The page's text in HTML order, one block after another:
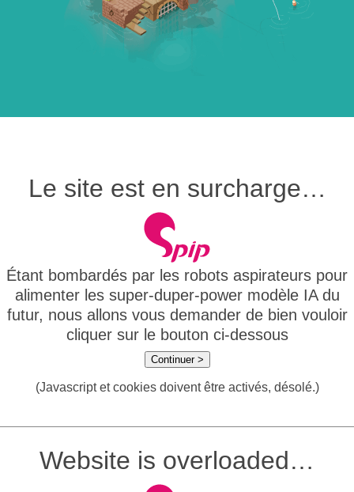
Le site est en surcharge…
Étant bombardés par les robots aspirateurs pour
alimenter les super-duper-power modèle IA du
futur, nous allons vous demander de bien vouloir
cliquer sur le bouton ci-dessous
Continuer >
(Javascript et cookies doivent être activés, désolé.)
Website is overloaded…